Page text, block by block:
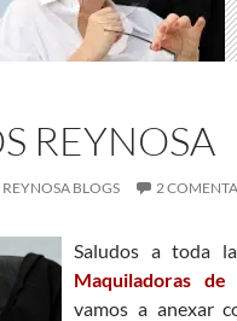
REYNOSA
REYNOSA BLOGS 2
Saludos a toda
Maquiladoras de
vamos a anexar